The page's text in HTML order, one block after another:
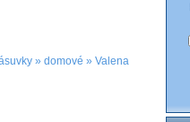
» domové » Valena